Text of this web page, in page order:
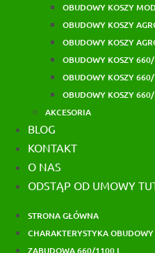
OBUDOWY KOSZY
OBUDOWY KOSZY
OBUDOWY KOSZY
OBUDOWY KOSZY
OBUDOWY KOSZY
OBUDOWY KOSZY
AKCESORIA
BLOG
KONTAKT
O NAS
ODSTĄP OD UMOWY
STRONA GŁÓWNA
CHARAKTERYSTYKA OBUDOWY
ZABUDOWA 660/1100 L